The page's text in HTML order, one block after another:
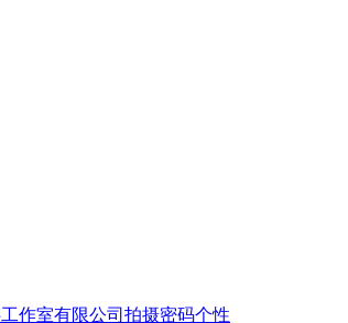
工作室有限公司 拍摄密码个性